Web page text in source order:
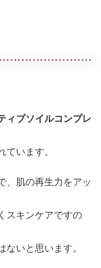
ィブソイルコンプレ
ています。
、肌の再生力をアッ
スキンケアですの
いと思います。